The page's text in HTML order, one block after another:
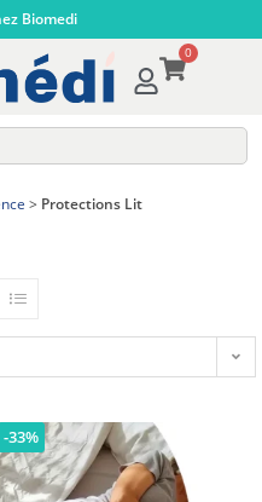
Biomedi
0
> Protections Lit
-33%